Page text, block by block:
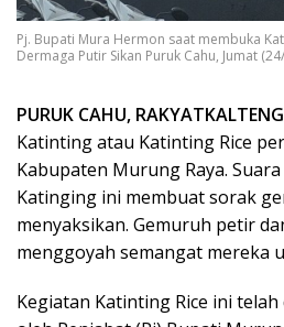
Pj. Bupati Mura Hermon saat membuka
Dermaga Putir Sikan Puruk Cahu, Jumat
PURUK CAHU,
Katinting atau Katinting Rice
Kabupaten Murung Raya.
Katinging ini membuat sorak
menyaksikan. Gemuruh petir
menggoyah semangat mereka
Kegiatan Katinting Rice ini